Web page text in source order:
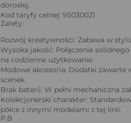
dorosłej.
Kod taryfy celnej: 95030021
Zalety:
Rozwój kreatywności: Zabawa w
Wysoka jakość: Połączenie
na codzienne użytkowanie.
Modowe akcesoria: Dodatki
scenek.
Brak baterii: W pełni mechaniczna
Kolekcjonerski charakter:
półce z innymi modelami z tej linii.
P.B